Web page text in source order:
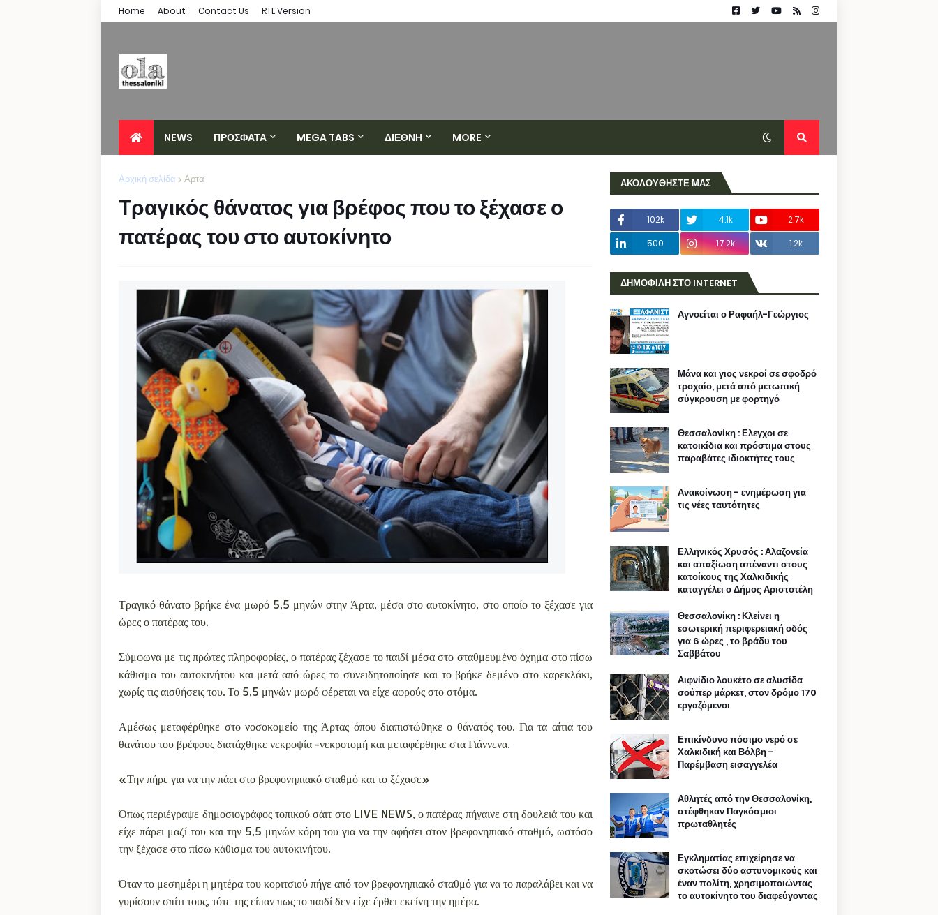
Home About Contact Us RTL Version
NEWS ΠΡΟΣΦΑΤΑ MEGA TABS ΔΙΕΘΝΗ MORE
Αρχική σελίδα Αρτα
Τραγικός θάνατος για βρέφος που το ξέχασε ο
πατέρας του στο αυτοκίνητο
Τραγικό θάνατο βρήκε ένα μωρό 5,5 μηνών στην Άρτα, μέσα στο αυτοκίνητο, στο οποίο το ξέχασε για
ώρες ο πατέρας του.
Σύμφωνα με τις πρώτες πληροφορίες, ο πατέρας ξέχασε το παιδί μέσα στο σταθμευμένο όχημα στο πίσω
κάθισμα του αυτοκινήτου και μετά από ώρες το συνειδητοποίησε και το βρήκε δεμένο στο καρεκλάκι,
χωρίς τις αισθήσεις του. Το 5,5 μηνών μωρό φέρεται να είχε αφρούς στο στόμα.
Αμέσως μεταφέρθηκε στο νοσοκομείο της Άρτας όπου διαπιστώθηκε ο θάνατός του. Για τα αίτια του
θανάτου του βρέφους διατάχθηκε νεκροψία -νεκροτομή και μεταφέρθηκε στα Γιάννενα.
«Την πήρε για να την πάει στο βρεφονηπιακό σταθμό και το ξέχασε»
Όπως περιέγραψε δημοσιογράφος τοπικού σάιτ στο LIVE NEWS, ο πατέρας πήγαινε στη δουλειά του και
είχε πάρει μαζί του και την 5,5 μηνών κόρη του για να την αφήσει στον βρεφονηπιακό σταθμό, ωστόσο
την ξέχασε στο πίσω κάθισμα του αυτοκινήτου.
Όταν το μεσημέρι η μητέρα του κοριτσιού πήγε από τον βρεφονηπιακό σταθμό για να το παραλάβει και να
γυρίσουν σπίτι τους, τότε της είπαν πως το παιδί δεν είχε έρθει εκείνη την ημέρα.
ΑΚΟΛΟΥΘΗΣΤΕ ΜΑΣ
102k 4.1k
2.7k
500
17.2k 1.2k
ΔΗΜΟΦΙΛΗ ΣΤΟ INTERNET
Αγνοείται ο Ραφαήλ-Γεώργιος
Μάνα και γιος νεκροί σε σφοδρό
τροχαίο, μετά από μετωπική
σύγκρουση με φορτηγό
Θεσσαλονίκη : Ελεγχοι σε
κατοικίδια και πρόστιμα στους
παραβάτες ιδιοκτήτες τους
Ανακοίνωση - ενημέρωση για
τις νέες ταυτότητες
Ελληνικός Χρυσός : Αλαζονεία
και απαξίωση απέναντι στους
κατοίκους της Χαλκιδικής
καταγγέλει ο Δήμος Αριστοτέλη
Θεσσαλονίκη : Κλείνει η
εσωτερική περιφερειακή οδός
για 6 ώρες , το βράδυ του
Σαββάτου
Αιφνίδιο λουκέτο σε αλυσίδα
σούπερ μάρκετ, στον δρόμο 170
εργαζόμενοι
Επικίνδυνο πόσιμο νερό σε
Χαλκιδική και Βόλβη -
Παρέμβαση εισαγγελέα
Αθλητές από την Θεσσαλονίκη,
στέφθηκαν Παγκόσμιοι
πρωταθλητές
Εγκληματίας επιχείρησε να
σκοτώσει δύο αστυνομικούς και
έναν πολίτη, χρησιμοποιώντας
το αυτοκίνητο του διαφεύγοντας